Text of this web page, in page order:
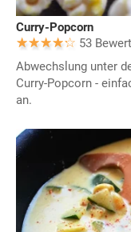
Curry-Popcorn
53
Abwechslung unter
Curry-Popcorn -
an.